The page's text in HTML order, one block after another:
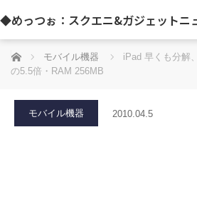
◆めっつぉ：スクエニ&ガジェットニ
ホーム モバイル機器
iPad 早くも分解
の5.5倍・RAM 256MB
モバイル機器 2010.04.5